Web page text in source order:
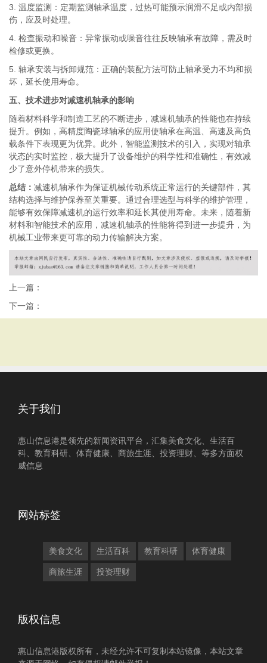
3. 温度监测：定期监测轴承温度，过热可能预示润滑不足或内部损
伤，应及时处理。
4. 检查振动和噪音：异常振动或噪音往往反映轴承有故障，需及时
检修或更换。
5. 轴承安装与拆卸规范：正确的装配方法可防止轴承受力不均和损
坏，延长使用寿命。
五、技术进步对减速机轴承的影响
随着材料科学和制造工艺的不断进步，减速机轴承的性能也在持续
提升。例如，高精度陶瓷球轴承的应用使轴承在高温、高速及高负
载条件下表现更为优异。此外，智能监测技术的引入，实现对轴承
状态的实时监控，极大提升了设备维护的科学性和准确性，有效减
少了意外停机带来的损失。
总结： 减速机轴承作为保证机械传动系统正常运行的关键部件，其
结构选择与维护保养至关重要。通过合理选型与科学的维护管理，
能够有效保障减速机的运行效率和延长其使用寿命。未来，随着新
材料和智能技术的应用，减速机轴承的性能将得到进一步提升，为
机械工业带来更可靠的动力传输解决方案。
上一篇：
下一篇：
关于我们
惠山信息港是领先的新闻资讯平台，汇集美食文化、生活百
科、教育科研、体育健康、商旅生涯、投资理财、等多方面权
威信息
网站标签
美食文化 生活百科 教育科研 体育健康
商旅生涯 投资理财
版权信息
惠山信息港版权所有，未经允许不可复制本站镜像，本站文章